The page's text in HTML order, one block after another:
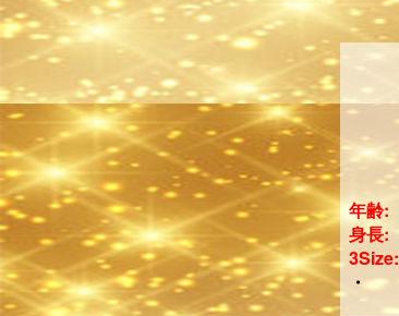
年齢:
身長:
3Size:
・